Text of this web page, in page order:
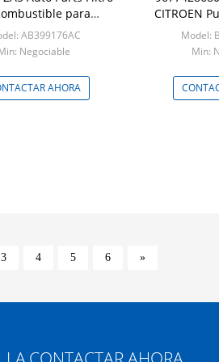
para
para Ford
Ranger
AB399176AC
Negociable
AHORA
CITROEN
para
Model:
Min:
3 4 5 6 »